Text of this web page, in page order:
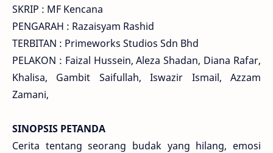
SKRIP : MF Kencana
PENGARAH : Razaisyam Rashid
TERBITAN : Primeworks Studios Sdn Bhd
PELAKON : Faizal Hussein, Aleza Shadan, Diana Rafar,
Khalisa, Gambit Saifullah, Iswazir Ismail, Azzam
Zamani,
SINOPSIS PETANDA
Cerita tentang seorang budak yang hilang, emosi